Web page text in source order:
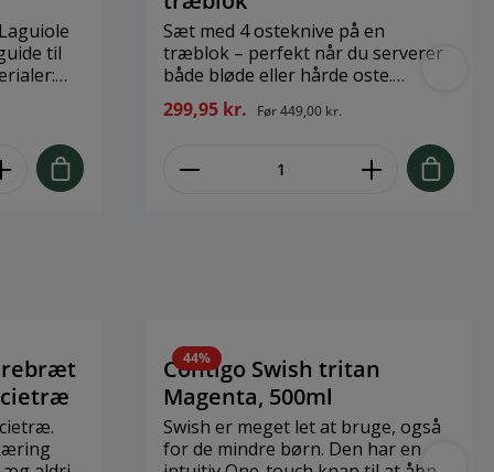
til
blad:
Sæt med 4 osteknive på en
træblok – perfekt når du serverer
både bløde eller hårde oste.
Magnetisk træblok til at holde de
medfølgende 4 osteknive. Lavet i
299,95 kr. Før449,00 kr.
44%
Contigo Swish tritan
Magenta, 500ml
Swish er meget let at bruge, også
for de mindre børn. Den har en